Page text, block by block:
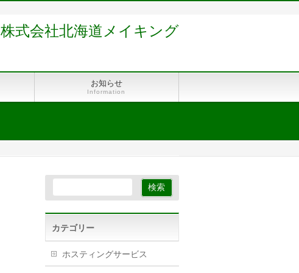
株式会社北海道メイキング
お知らせ
Information
カテゴリー
ホスティングサービス